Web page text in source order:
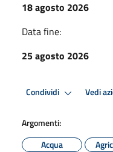
18 agosto 2026
Data fine:
25 agosto 2026
Condividi Vedi
Argomenti:
Acqua